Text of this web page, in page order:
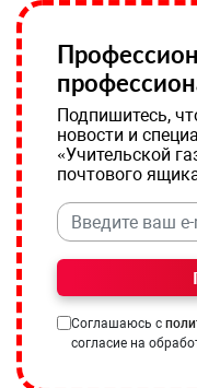
Подпишитесь,
новости и
«Учительской
почтового
Соглашаюсь с
согласие на